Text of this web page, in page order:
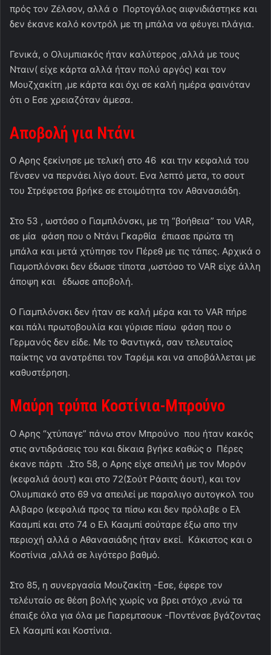
πρός τον Ζέλσον, αλλά ο Πορτογάλος αιφνιδιάστηκε και
δεν έκανε καλό κοντρόλ με τη μπάλα να φέυγει πλάγια.
Γενικά, ο Ολυμπιακός ήταν καλύτερος ,αλλά με τους
Νταιν( είχε κάρτα αλλά ήταν πολύ αργός) και τον
Μουζχακίτη ,με κάρτα και όχι σε καλή ημέρα φαινόταν
ότι ο Εσε χρειαζόταν άμεσα.
Αποβολή για Ντάνι
Ο Αρης ξεκίνησε με τελική στο 46 και την κεφαλιά του
Γένσεν να περνάει λίγο άουτ. Ενα λεπτό μετα, το σουτ
του Στρέφετσα βρήκε σε ετοιμότητα τον Αθανασιάδη.
Στο 53 , ωστόσο ο Γιαμπλόνσκι, με τη “βοήθεια” του VAR,
σε μία φάση που ο Ντάνι Γκαρθία έπιασε πρώτα τη
μπάλα και μετά χτύπησε τον Πέρεθ με τις τάπες. Αρχικά ο
Γιαμοπλόνσκι δεν έδωσε τίποτα ,ωστόσο το VAR είχε άλλη
άποψη και έδωσε αποβολή.
Ο Γιαμπλόνσκι δεν ήταν σε καλή μέρα και το VAR πήρε
και πάλι πρωτοβουλία και γύρισε πίσω φάση που ο
Γερμανός δεν είδε. Με το Φαντιγκά, σαν τελευταίος
παίκτης να ανατρέπει τον Ταρέμι και να αποβάλλεται με
καθυστέρηση.
Μαύρη τρύπα Κοστίνια-Μπρούνο
Ο Αρης “χτύπαγε” πάνω στον Μπρούνο που ήταν κακός
στις αντιδράσεις του και δίκαια βγήκε καθώς ο Πέρες
έκανε πάρτι .Στο 58, ο Αρης είχε απειλή με τον Μορόν
(κεφαλιά άουτ) και στο 72(Σούτ Ράσιτς άουτ), και τον
Ολυμπιακό στο 69 να απειλεί με παραλιγο αυτογκολ του
Αλβαρο (κεφαλιά προς τα πίσω και δεν πρόλαβε ο Ελ
Κααμπί και στο 74 ο Ελ Κααμπί σούταρε έξω απο την
περιοχή αλλά ο Αθανασιάδης ήταν εκεί. Kάκιστος και ο
Κοστίνια ,αλλά σε λιγότερο βαθμό.
Στο 85, η συνεργασία Μουζακίτη -Εσε, έφερε τον
τελέυταίο σε θέση βολής χωρίς να βρει στόχο ,ενώ τα
έπαιξε όλα για όλα με Γιαρεμτσουκ -Ποντένσε βγάζοντας
Ελ Κααμπί και Κοστίνια.